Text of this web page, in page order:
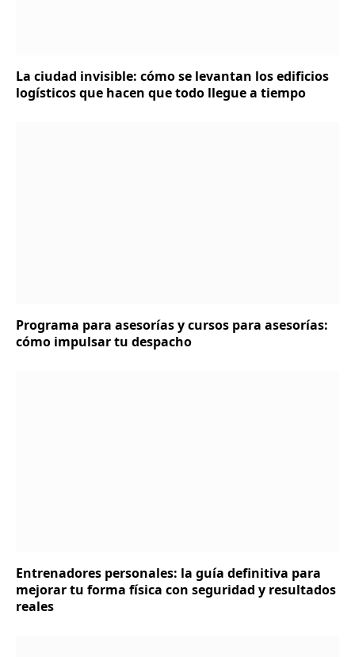
La ciudad invisible: cómo se levantan los edificios
logísticos que hacen que todo llegue a tiempo
Programa para asesorías y cursos para asesorías:
cómo impulsar tu despacho
Entrenadores personales: la guía definitiva para
mejorar tu forma física con seguridad y resultados
reales